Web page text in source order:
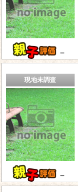
－
現地未調査
－